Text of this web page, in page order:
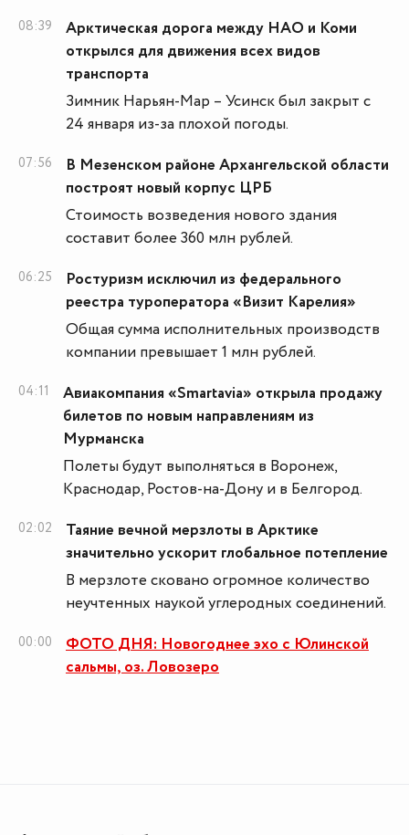
08:39
Арктическая дорога между НАО и Коми
открылся для движения всех видов
транспорта
Зимник Нарьян-Мар – Усинск был закрыт с
24 января из-за плохой погоды.
07:56
В Мезенском районе Архангельской области
построят новый корпус ЦРБ
Стоимость возведения нового здания
составит более 360 млн рублей.
06:25
Ростуризм исключил из федерального
реестра туроператора «Визит Карелия»
Общая сумма исполнительных производств
компании превышает 1 млн рублей.
04:11
Авиакомпания «Smartavia» открыла продажу
билетов по новым направлениям из
Мурманска
Полеты будут выполняться в Воронеж,
Краснодар, Ростов-на-Дону и в Белгород.
02:02
Таяние вечной мерзлоты в Арктике
значительно ускорит глобальное потепление
В мерзлоте сковано огромное количество
неучтенных наукой углеродных соединений.
00:00
ФОТО ДНЯ: Новогоднее эхо с Юлинской
сальмы, оз. Ловозеро